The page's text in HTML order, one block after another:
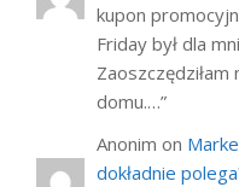
kupon
Friday był dla
domu.…”
Anonim on
dokładnie